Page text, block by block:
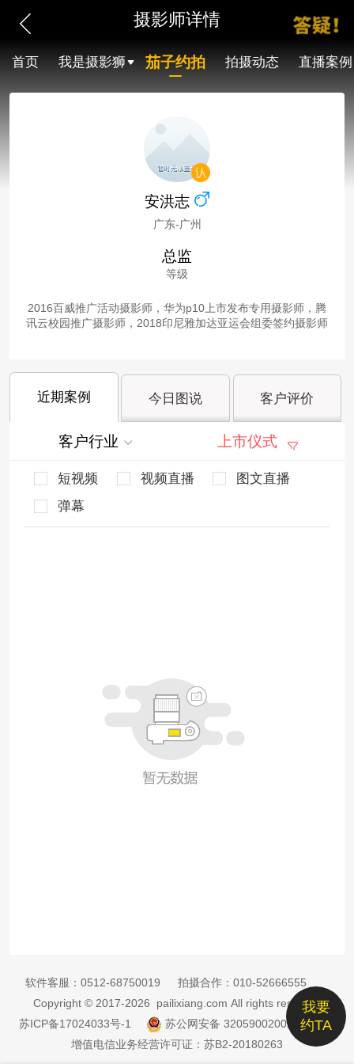
摄影师详情
首页 我是摄影狮 茄子约拍 拍摄动态 直播案例
安洪志
广东-广州
总监
等级
2016百威推广活动摄影师，华为p10上市发布专用摄影师，腾
讯云校园推广摄影师，2018印尼雅加达亚运会组委签约摄影师
近期案例 今日图说 客户评价
客户行业 上市仪式
短视频 视频直播
图文直播
弹幕
我要
约TA
软件客服： 0512-68750019 拍摄合作： 010-52666555
Copyright © 2017-2026 pailixiang.com All rights reserved
苏ICP备17024033号-1
苏公网安备 32059002002885号
增值电信业务经营许可证：苏B2-20180263